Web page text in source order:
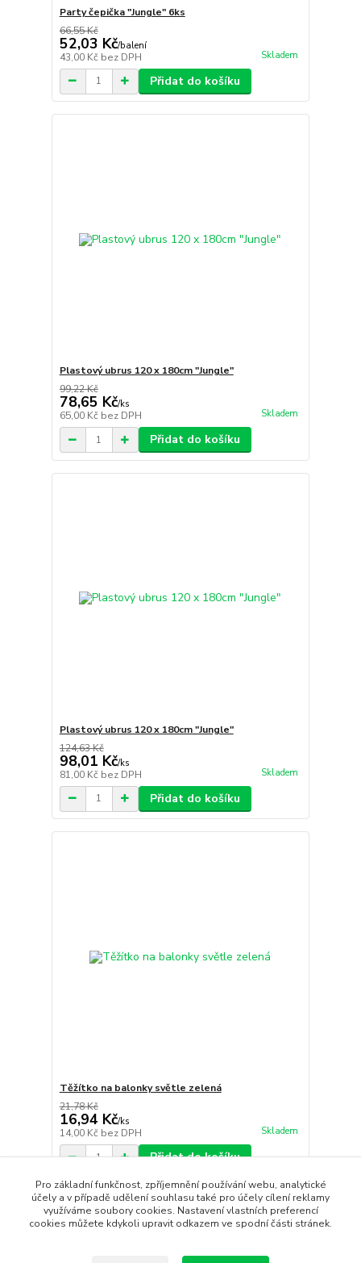
Party čepička "Jungle" 6ks
66,55 Kč
52,03 Kč/balení
43,00 Kč bez DPH Skladem
Přidat do košíku
Plastový ubrus 120 x 180cm "Jungle"
99,22 Kč
78,65 Kč/ks
65,00 Kč bez DPH Skladem
Přidat do košíku
Plastový ubrus 120 x 180cm "Jungle"
124,63 Kč
98,01 Kč/ks
81,00 Kč bez DPH Skladem
Přidat do košíku
Těžítko na balonky světle zelená
21,78 Kč
16,94 Kč/ks
14,00 Kč bez DPH Skladem
Přidat do košíku
Načíst další produkty (3)
Pro základní funkčnost, zpříjemnění používání webu, analytické
účely a v případě udělení souhlasu také pro účely cílení reklamy
využíváme soubory cookies. Nastavení vlastních preferencí
cookies můžete kdykoli upravit odkazem ve spodní části stránek.